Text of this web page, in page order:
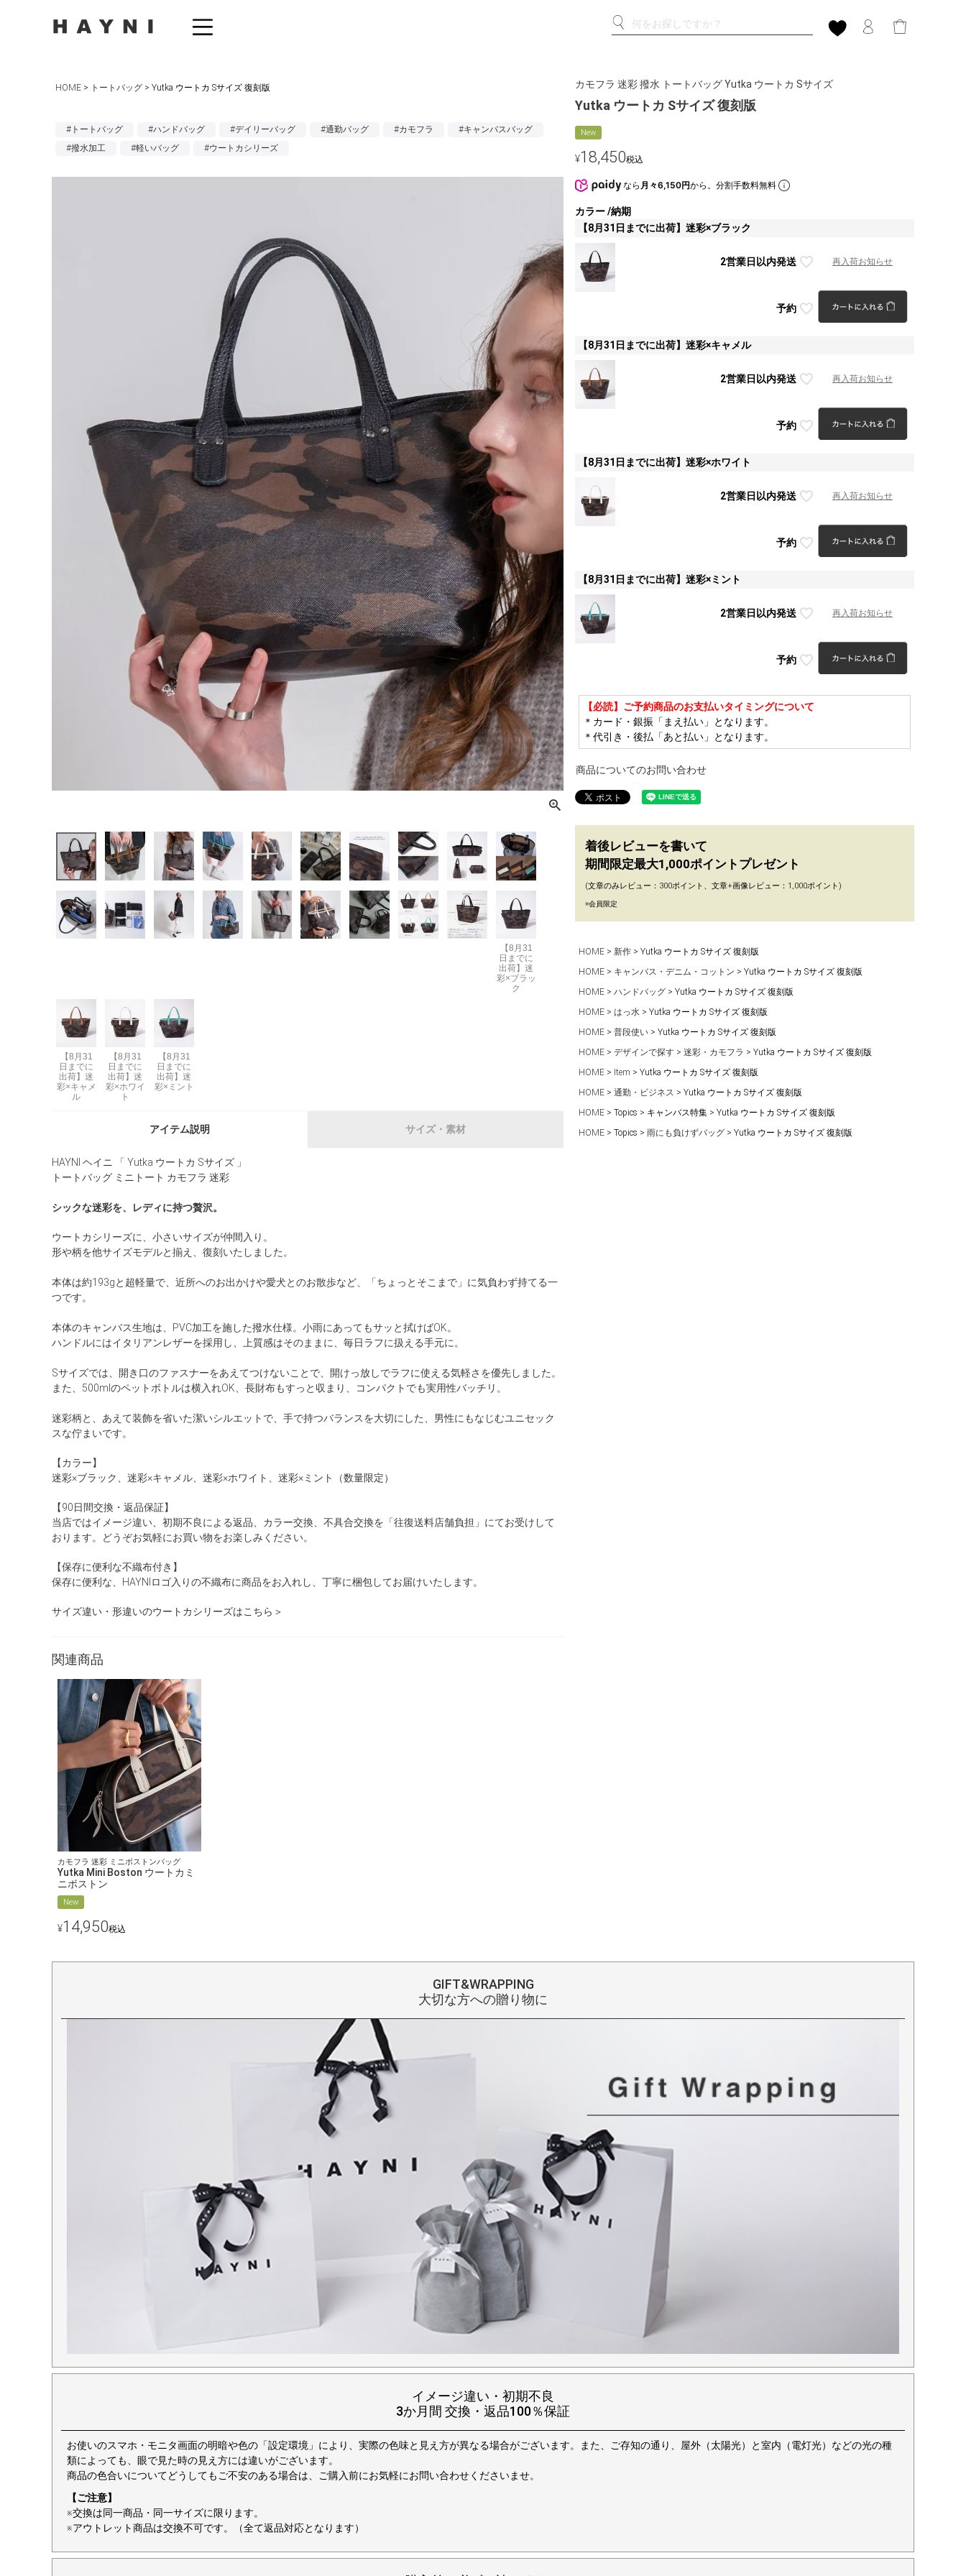
HOME トートバッグ Yutka ウートカ Sサイズ 復刻版
#トートバッグ #ハンドバッグ #デイリーバッグ #通勤バッグ #カモフラ
#キャンバスバッグ
#撥水加工
#軽いバッグ #ウートカシリーズ
【8月31
日までに
出荷】迷
彩×ブラッ
ク
【8月31
日までに
出荷】迷
彩×キャメ
ル
【8月31
日までに
出荷】迷
彩×ホワイ
ト
【8月31
日までに
出荷】迷
彩×ミント
アイテム説明 サイズ・素材
HAYNI ヘイニ 「 Yutka ウートカ Sサイズ 」
トートバッグ ミニトート カモフラ 迷彩
シックな迷彩を、レディに持つ贅沢。
ウートカシリーズに、小さいサイズが仲間入り。
形や柄を他サイズモデルと揃え、復刻いたしました。
本体は約193gと超軽量で、近所へのお出かけや愛犬とのお散歩など、「ちょっとそこまで」に気負わず持てる一
つです。
本体のキャンバス生地は、PVC加工を施した撥水仕様。小雨にあってもサッと拭けばOK。
ハンドルにはイタリアンレザーを採用し、上質感はそのままに、毎日ラフに扱える手元に。
Sサイズでは、開き口のファスナーをあえてつけないことで、開けっ放しでラフに使える気軽さを優先しました。
また、500mlのペットボトルは横入れOK、長財布もすっと収まり、コンパクトでも実用性バッチリ。
迷彩柄と、あえて装飾を省いた潔いシルエットで、手で持つバランスを大切にした、男性にもなじむユニセック
スな佇まいです。
【カラー】
迷彩×ブラック、迷彩×キャメル、迷彩×ホワイト、迷彩×ミント（数量限定）
【90日間交換・返品保証】
当店ではイメージ違い、初期不良による返品、カラー交換、不具合交換を「往復送料店舗負担」にてお受けして
おります。どうぞお気軽にお買い物をお楽しみください。
【保存に便利な不織布付き】
保存に便利な、HAYNIロゴ入りの不織布に商品をお入れし、丁寧に梱包してお届けいたします。
サイズ違い・形違いのウートカシリーズはこちら＞
関連商品
カモフラ 迷彩 ミニボストンバッグ
Yutka Mini Boston ウートカミ
ニボストン
New
¥14,950税込
カモフラ 迷彩 撥水 トートバッグ Yutka ウートカ Sサイズ
Yutka ウートカ Sサイズ 復刻版
New
¥18,450税込
なら 月々6,150円から。分割手数料無料
カラー 納期
【8月31日までに出荷】迷彩×ブラック
2営業日以内発送 再入荷お知らせ
予約
【8月31日までに出荷】迷彩×キャメル
2営業日以内発送 再入荷お知らせ
予約
【8月31日までに出荷】迷彩×ホワイト
2営業日以内発送 再入荷お知らせ
予約
【8月31日までに出荷】迷彩×ミント
2営業日以内発送 再入荷お知らせ
予約
【必読】ご予約商品のお支払いタイミングについて
＊カード・銀振「まえ払い」となります。
＊代引き・後払「あと払い」となります。
商品についてのお問い合わせ
着後レビューを書いて
期間限定最大1,000ポイントプレゼント
(文章のみレビュー：300ポイント、文章+画像レビュー：1,000ポイント)
※会員限定
HOME 新作
Yutka ウートカ Sサイズ 復刻版
HOME
キャンバス・デニム・コットン
Yutka ウートカ Sサイズ 復刻版
HOME
ハンドバッグ
Yutka ウートカ Sサイズ 復刻版
HOME
はっ水
Yutka ウートカ Sサイズ 復刻版
HOME
普段使い
Yutka ウートカ Sサイズ 復刻版
HOME
デザインで探す 迷彩・カモフラ
Yutka ウートカ Sサイズ 復刻版
HOME
Item
Yutka ウートカ Sサイズ 復刻版
HOME
通勤・ビジネス
Yutka ウートカ Sサイズ 復刻版
HOME
Topics キャンバス特集
Yutka ウートカ Sサイズ 復刻版
HOME
Topics 雨にも負けずバッグ Yutka ウートカ Sサイズ 復刻版
GIFT&WRAPPING
大切な方への贈り物に
イメージ違い・初期不良
3か月間 交換・返品100％保証
お使いのスマホ・モニタ画面の明暗や色の「設定環境」により、実際の色味と見え方が異なる場合がございます。また、ご存知の通り、屋外（太陽光）と室内（電灯光）などの光の種
類によっても、眼で見た時の見え方には違いがございます。
商品の色合いについてどうしてもご不安のある場合は、ご購入前にお気軽にお問い合わせくださいませ。
【ご注意】
※交換は同一商品・同一サイズに限ります。
※アウトレット商品は交換不可です。（全て返品対応となります）